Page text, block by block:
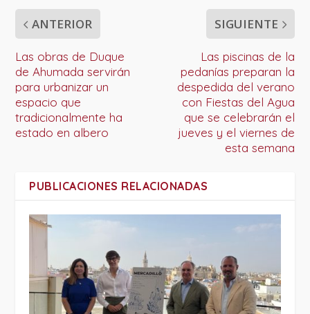
ANTERIOR
Las obras de Duque
de Ahumada servirán
para urbanizar un
espacio que
tradicionalmente ha
estado en albero
SIGUIENTE
Las piscinas de la
pedanías preparan la
despedida del verano
con Fiestas del Agua
que se celebrarán el
jueves y el viernes de
esta semana
PUBLICACIONES RELACIONADAS